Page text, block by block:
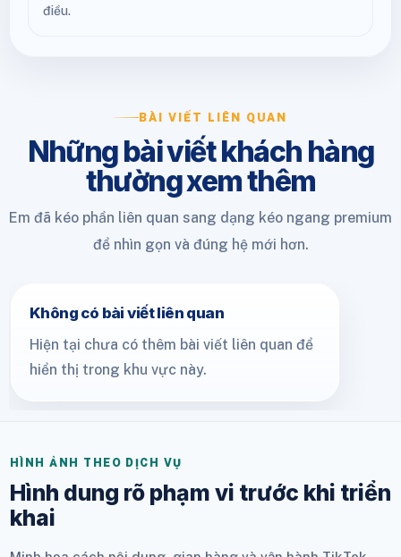
điều.
BÀI VIẾT LIÊN QUAN
Những bài viết khách hàng
thường xem thêm
Em đã kéo phần liên quan sang dạng kéo ngang premium
để nhìn gọn và đúng hệ mới hơn.
Không có bài viết liên quan
Hiện tại chưa có thêm bài viết liên quan để
hiển thị trong khu vực này.
HÌNH ẢNH THEO DỊCH VỤ
Hình dung rõ phạm vi trước khi triển
khai